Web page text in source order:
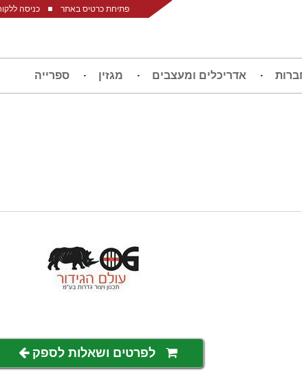
פתיחת כרטיס באתר כניסה
אדריכלים ומעצבים מגזין ספרייה
לפרטים ושאלות לספק